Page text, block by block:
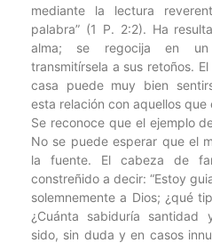
mediante la lectura
palabra” (1 P. 2:2). Ha
alma; se regocija en un
transmitírsela a sus retoños.
casa puede muy bien
esta relación con aquellos que
Se reconoce que el ejemplo
No se puede esperar que el
la fuente. El cabeza de
constreñido a decir: “Estoy
solemnemente a Dios; ¿qué
¿Cuánta sabiduría santidad
sido, sin duda y en casos